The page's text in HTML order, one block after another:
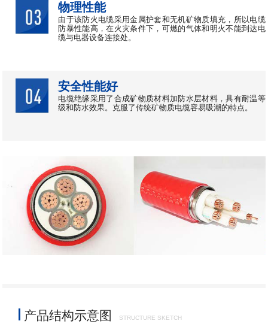
物理性能
由于该防火电缆采用金属护套和无机矿物质填充，所以电缆
防暴性能高，在火灾条件下，可燃的气体和明火不能到达电
缆与电器设备连接处。
安全性能好
电缆绝缘采用了合成矿物质材料加防水层材料，具有耐温等
级和防水效果。克服了传统矿物质电缆容易吸潮的特点。
产品结构示意图 STRUCTURE SKETCH